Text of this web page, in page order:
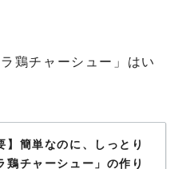
鶏チャーシュー」はい
】簡単なのに、しっとり
鶏チャーシュー」の作り